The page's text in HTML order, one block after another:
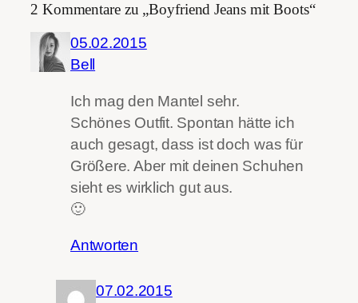
2 Kommentare zu „Boyfriend Jeans mit Boots“
05.02.2015
Bell
Ich mag den Mantel sehr.
Schönes Outfit. Spontan hätte ich
auch gesagt, dass ist doch was für
Größere. Aber mit deinen Schuhen
sieht es wirklich gut aus.
🙂
Antworten
07.02.2015